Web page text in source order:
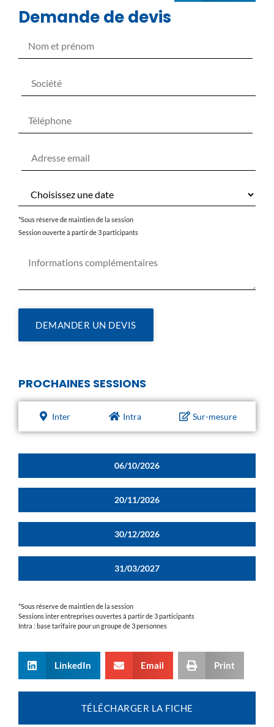
Demande de devis
*Sous réserve de maintien de la session
Session ouverte à partir de 3 participants
DEMANDER UN DEVIS
PROCHAINES SESSIONS
Inter Intra Sur-mesure
06/10/2026
20/11/2026
30/12/2026
31/03/2027
*Sous réserve de maintien de la session
Sessions inter entreprises ouvertes à partir de 3 participants
Intra : base tarifaire pour un groupe de 3 personnes
LinkedIn Email Print
TÉLÉCHARGER LA FICHE